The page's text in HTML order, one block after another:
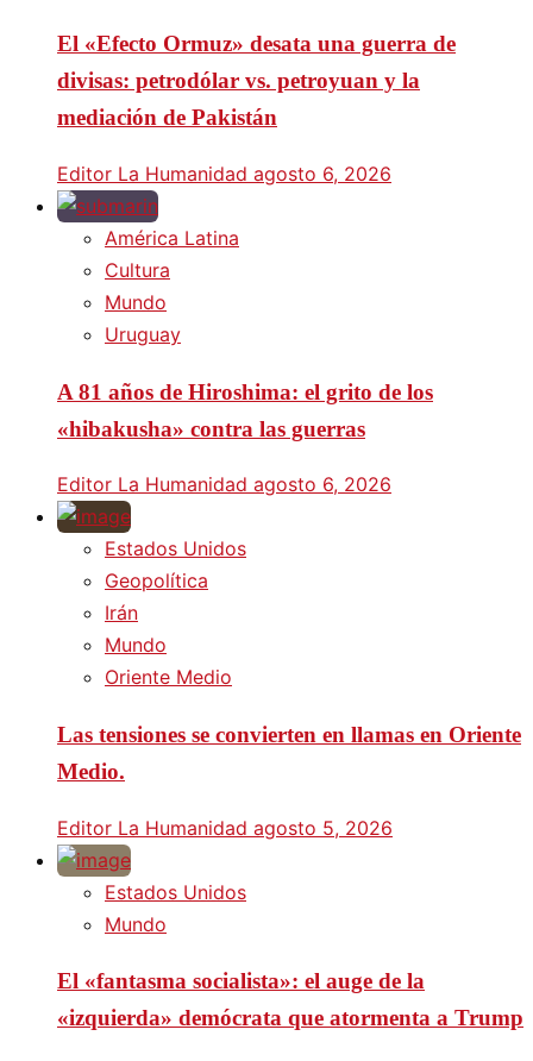
El «Efecto Ormuz» desata una guerra de
divisas: petrodólar vs. petroyuan y la
mediación de Pakistán
Editor La Humanidad agosto 6, 2026
América Latina
Cultura
Mundo
Uruguay
A 81 años de Hiroshima: el grito de los
«hibakusha» contra las guerras
Editor La Humanidad agosto 6, 2026
Estados Unidos
Geopolítica
Irán
Mundo
Oriente Medio
Las tensiones se convierten en llamas en Oriente
Medio.
Editor La Humanidad agosto 5, 2026
Estados Unidos
Mundo
El «fantasma socialista»: el auge de la
«izquierda» demócrata que atormenta a Trump